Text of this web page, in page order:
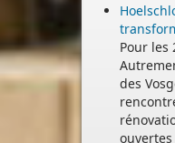
les
Pour les
des